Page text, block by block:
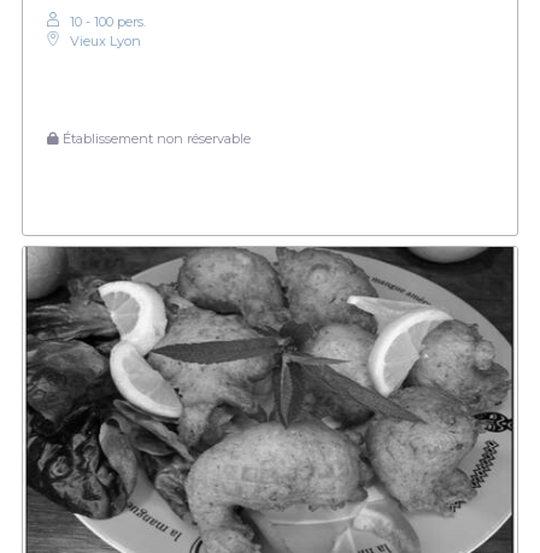
10 - 100 pers.
Vieux Lyon
Établissement non réservable